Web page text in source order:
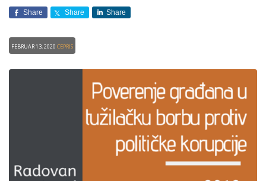
Share Share Share
Februar 13, 2020CEPRIS